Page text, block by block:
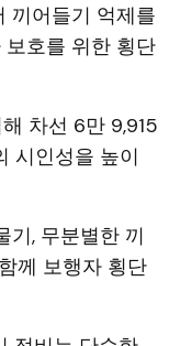
끼어들기 억제를
호를 위한 횡단
차선 6만 9,915
시인성을 높이
기, 무분별한 끼
께 보행자 횡단